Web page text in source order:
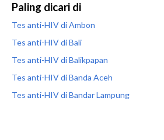
Paling dicari di
Tes anti-HIV di Ambon
Tes anti-HIV di Bali
Tes anti-HIV di Balikpapan
Tes anti-HIV di Banda Aceh
Tes anti-HIV di Bandar Lampung